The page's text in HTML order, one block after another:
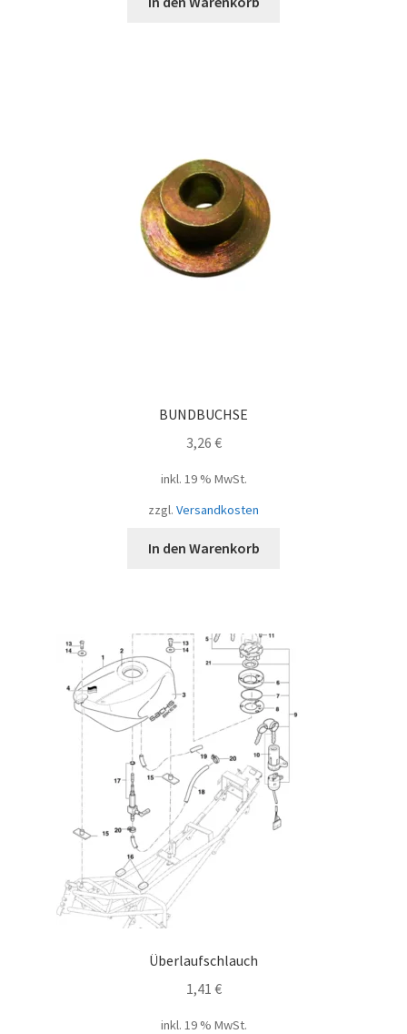
BUNDBUCHSE
3,26 €
inkl. 19 % MwSt.
zzgl. Versandkosten
In den Warenkorb
Überlaufschlauch
1,41 €
inkl. 19 % MwSt.